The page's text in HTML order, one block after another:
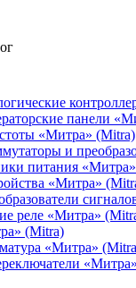
панели
«Митра» (Mitra)
и
питания
«Митра»
реле «Митра»
(Mitra)
«Митра»